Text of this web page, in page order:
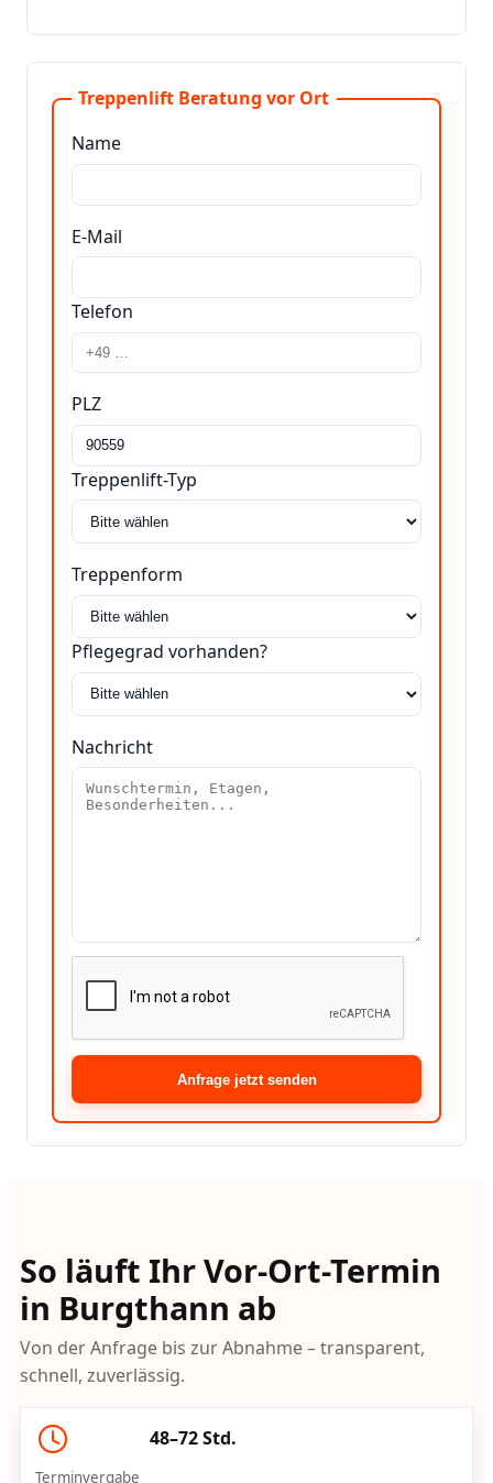
Treppenlift Beratung vor Ort
Name
E-Mail
Telefon
PLZ
Treppenlift-Typ
Treppenform
Pflegegrad vorhanden?
Nachricht
Anfrage jetzt senden
So läuft Ihr Vor-Ort-Termin
in Burgthann ab
Von der Anfrage bis zur Abnahme – transparent,
schnell, zuverlässig.
48–72 Std.
Terminvergabe